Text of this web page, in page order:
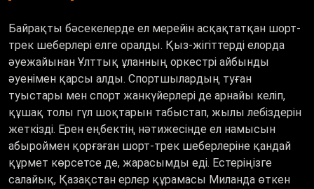
Байрақты бәсекелерде ел мерейін асқақтатқан шорт-
трек шеберлері елге оралды. Қыз-жігіттерді елорда
әуежайынан Ұлттық ұланның оркестрі айбынды
әуенімен қарсы алды. Спортшылардың туған
туыстары мен спорт жанкүйерлері де арнайы келіп,
құшақ толы гүл шоқтарын табыстап, жылы лебіздерін
жеткізді. Ерен еңбектің нәтижесінде ел намысын
абыроймен қорғаған шорт-трек шеберлеріне қандай
құрмет көрсетсе де, жарасымды еді. Естеріңізге
салайық, Қазақстан ерлер құрамасы Миланда өткен